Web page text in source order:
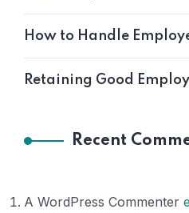
How to Handle
Retaining Good
Recent
A WordPress Commenter